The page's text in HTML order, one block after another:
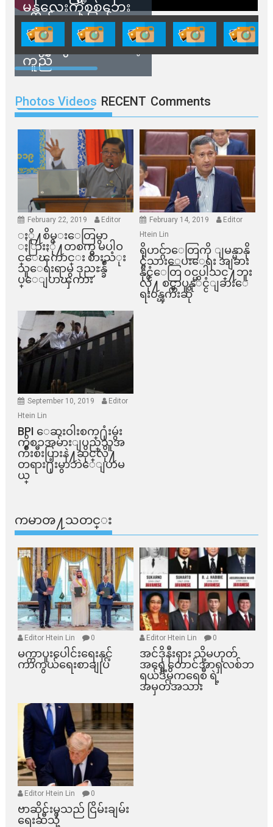
မန္တလေးကိုစစ်ဘေး
ရှောင်နေတဲ့ပြည်သူ
တွေအတွက် ရှမ်းနီ
အဖွဲ့တွေက ထောက်ပံ့
ကူညီ
Photos Videos RECENT Comments
February 22, 2019 Editor
ႏို႔စိမ္းေတြမွာ
ႏြားႏို႔တစက္မွ မပါဝ
င္ေၾကာင္း စားသံုး
သူေရးရာမွ ဒုညႊန္ခ်ဳ
ပ္ေျပာၾကား
February 14, 2019
Editor
Htein Lin
ရိုဟင္ဂ်ာေတြကို ျမန္မာနို
င္ငံသားေပးေရး အျခား
နိုင္ငံေတြ ၀င္မပါသင္႔ဘူး
လို႔ စင္ကာပူနုိင္ငံျခားေ
ရး၀န္ၾကီးဆို
September 10, 2019
Editor
Htein Lin
BPI ​ေဆးဝါးစက္​႐ုံးမွဴး
ကိစၥအမ်ားျပည္​သူအ
က်ိဳးစီးပြားနဲ႔ဆိုင္​လို႔
တရား႐ုံးမွာဘဲေျပာမ
ယ္​
ကမာၻ႔သတင္း
Editor Htein Lin 0
မက္ကာပူးပေါင်းရေးနှင့်
ကာကွယ်ရေးစာချုပ်
Editor Htein Lin 0
အင်ဒိုနီးရှား သို့မဟုတ်
အရှေ့တောင်အာရှလစ်ဘ
ရယ်ဒီမိုကရေစီ ရဲ့
အမှတ်အသား
Editor Htein Lin 0
ဗာဆိုင်းမှသည် ငြိမ်းချမ်း
ရေးဆီသို့